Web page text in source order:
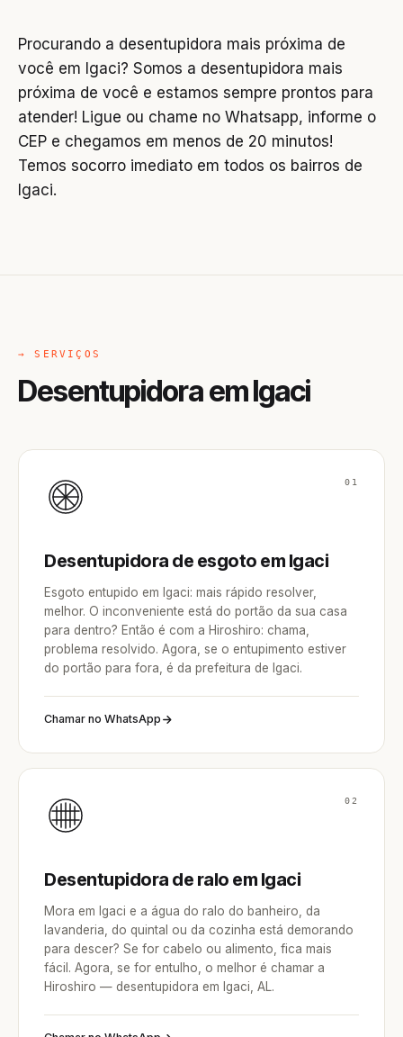
Procurando a desentupidora mais próxima de
você em Igaci? Somos a desentupidora mais
próxima de você e estamos sempre prontos para
atender! Ligue ou chame no Whatsapp, informe o
CEP e chegamos em menos de 20 minutos!
Temos socorro imediato em todos os bairros de
Igaci.
→ SERVIÇOS
Desentupidora em Igaci
01
Desentupidora de esgoto em Igaci
Esgoto entupido em Igaci: mais rápido resolver,
melhor. O inconveniente está do portão da sua casa
para dentro? Então é com a Hiroshiro: chama,
problema resolvido. Agora, se o entupimento estiver
do portão para fora, é da prefeitura de Igaci.
Chamar no WhatsApp
02
Desentupidora de ralo em Igaci
Mora em Igaci e a água do ralo do banheiro, da
lavanderia, do quintal ou da cozinha está demorando
para descer? Se for cabelo ou alimento, fica mais
fácil. Agora, se for entulho, o melhor é chamar a
Hiroshiro — desentupidora em Igaci, AL.